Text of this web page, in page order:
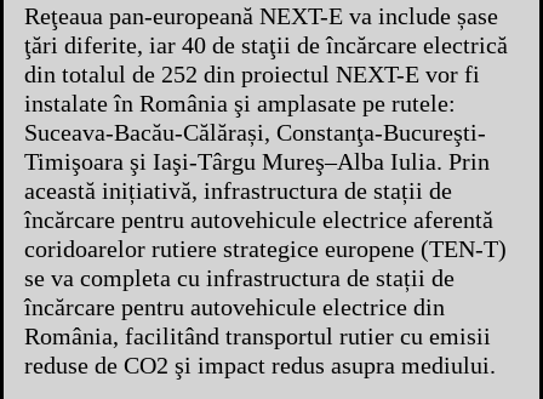
Reţeaua pan-europeană NEXT-E va include șase
ţări diferite, iar 40 de staţii de încărcare electrică
din totalul de 252 din proiectul NEXT-E vor fi
instalate în România şi amplasate pe rutele:
Suceava-Bacău-Călărași, Constanţa-Bucureşti-
Timişoara şi Iaşi-Târgu Mureş–Alba Iulia. Prin
această inițiativă, infrastructura de stații de
încărcare pentru autovehicule electrice aferentă
coridoarelor rutiere strategice europene (TEN-T)
se va completa cu infrastructura de stații de
încărcare pentru autovehicule electrice din
România, facilitând transportul rutier cu emisii
reduse de CO2 şi impact redus asupra mediului.